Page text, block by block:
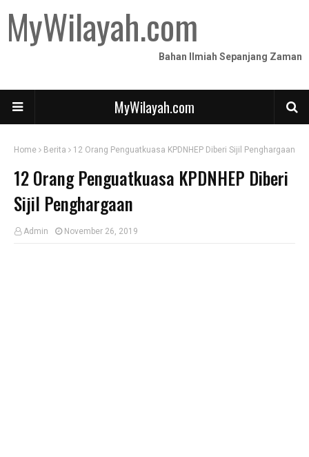
MyWilayah.com
Bahan Ilmiah Sepanjang Zaman
MyWilayah.com
Home Berita 12 Orang Penguatkuasa KPDNHEP Diberi Sijil Penghargaan
12 Orang Penguatkuasa KPDNHEP Diberi
Sijil Penghargaan
Admin November 26, 2019